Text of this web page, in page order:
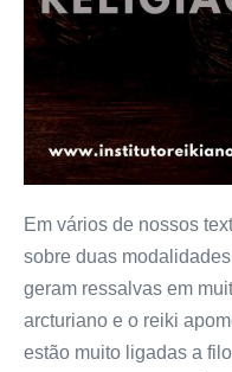
Em vários de nossos
sobre duas
geram ressalvas em
arcturiano e o reiki
estão muito ligadas a